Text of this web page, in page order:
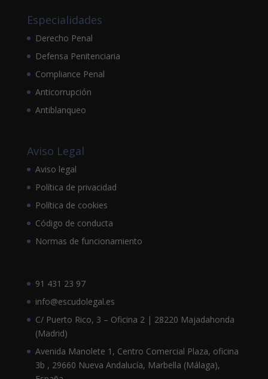
Especialidades
Derecho Penal
Defensa Penitenciaria
Compliance Penal
Anticorrupción
Antiblanqueo
Aviso Legal
Aviso legal
Política de privacidad
Política de cookies
Código de conducta
Normas de funcionamiento
91 431 23 97
info@escudolegal.es
C/ Puerto Rico, 3 – Oficina 2 | 28220 Majadahonda
(Madrid)
Avenida Manolete 1, Centro Comercial Plaza, oficina
3b , 29660 Nueva Andalucía, Marbella (Málaga),